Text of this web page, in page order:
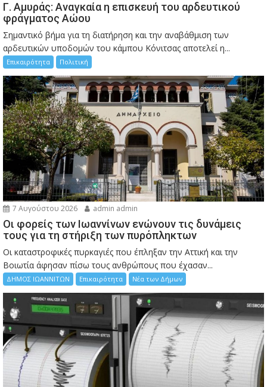
Γ. Αμυράς: Αναγκαία η επισκευή του αρδευτικού
φράγματος Αώου
Σημαντικό βήμα για τη διατήρηση και την αναβάθμιση των
αρδευτικών υποδομών του κάμπου Κόνιτσας αποτελεί η...
Επικαιρότητα Πολιτική
7 Αυγούστου 2026 admin admin
Οι φορείς των Ιωαννίνων ενώνουν τις δυνάμεις
τους για τη στήριξη των πυρόπληκτων
Οι καταστροφικές πυρκαγιές που έπληξαν την Αττική και την
Bοιωτία άφησαν πίσω τους ανθρώπους που έχασαν...
ΔΗΜΟΣ ΙΩΑΝΝΙΤΩΝ Επικαιρότητα Νέα των Δήμων